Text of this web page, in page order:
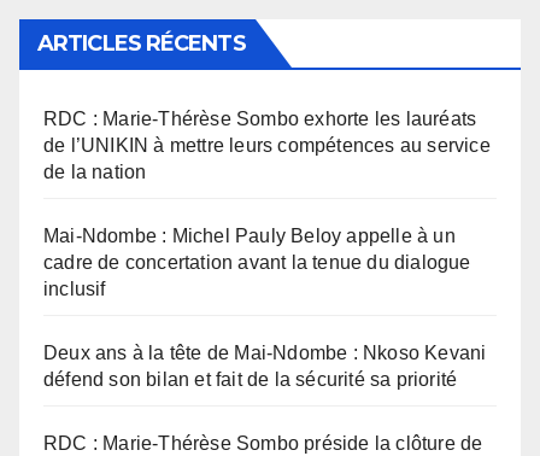
ARTICLES RÉCENTS
RDC : Marie-Thérèse Sombo exhorte les lauréats
de l’UNIKIN à mettre leurs compétences au service
de la nation
Mai-Ndombe : Michel Pauly Beloy appelle à un
cadre de concertation avant la tenue du dialogue
inclusif
Deux ans à la tête de Mai-Ndombe : Nkoso Kevani
défend son bilan et fait de la sécurité sa priorité
RDC : Marie-Thérèse Sombo préside la clôture de